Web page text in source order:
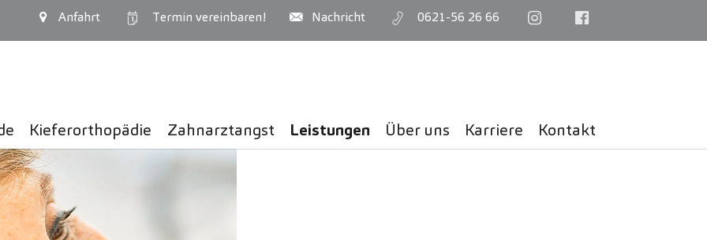
Anfahrt Termin vereinbaren! Nachricht 0621-56 26 66
Kiefer­orthopädie Zahnarztangst Leistungen Über uns Karriere Kontakt